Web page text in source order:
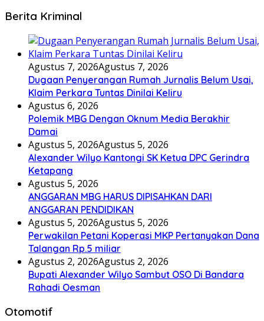
Berita Kriminal
Agustus 7, 2026Agustus 7, 2026
Dugaan Penyerangan Rumah Jurnalis Belum Usai,
Klaim Perkara Tuntas Dinilai Keliru
Agustus 6, 2026
Polemik MBG Dengan Oknum Media Berakhir
Damai
Agustus 5, 2026Agustus 5, 2026
Alexander Wilyo Kantongi SK Ketua DPC Gerindra
Ketapang
Agustus 5, 2026
ANGGARAN MBG HARUS DIPISAHKAN DARI
ANGGARAN PENDIDIKAN
Agustus 5, 2026Agustus 5, 2026
Perwakilan Petani Koperasi MKP Pertanyakan Dana
Talangan Rp.5 miliar
Agustus 2, 2026Agustus 2, 2026
Bupati Alexander Wilyo Sambut OSO Di Bandara
Rahadi Oesman
Otomotif